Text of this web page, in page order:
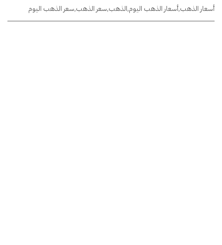
أسعار الذهب,أسعار الذهب اليوم,الذهب,سعر الذهب,سعر الذهب اليوم